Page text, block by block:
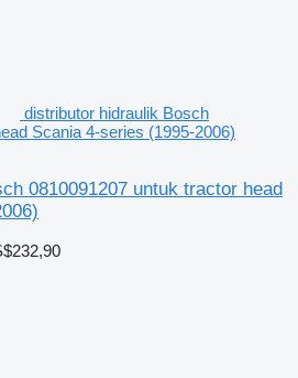
distributor hidraulik Bosch
Scania 4-series (1995-2006)
0810091207 untuk tractor head